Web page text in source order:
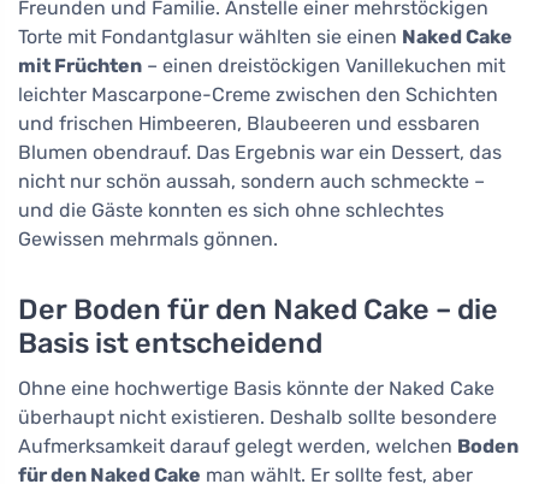
Freunden und Familie. Anstelle einer mehrstöckigen
Torte mit Fondantglasur wählten sie einen Naked Cake
mit Früchten – einen dreistöckigen Vanillekuchen mit
leichter Mascarpone-Creme zwischen den Schichten
und frischen Himbeeren, Blaubeeren und essbaren
Blumen obendrauf. Das Ergebnis war ein Dessert, das
nicht nur schön aussah, sondern auch schmeckte –
und die Gäste konnten es sich ohne schlechtes
Gewissen mehrmals gönnen.
Der Boden für den Naked Cake – die
Basis ist entscheidend
Ohne eine hochwertige Basis könnte der Naked Cake
überhaupt nicht existieren. Deshalb sollte besondere
Aufmerksamkeit darauf gelegt werden, welchen Boden
für den Naked Cake man wählt. Er sollte fest, aber